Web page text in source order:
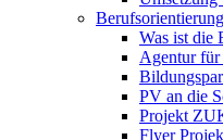
Berufsorientierung
Was ist die
Agentur für
PV an die
Projekt
Flyer